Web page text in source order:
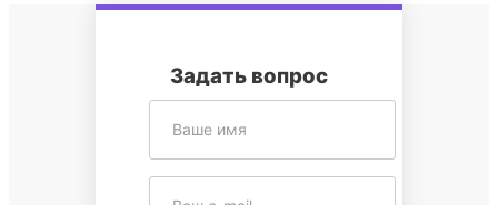
Задать вопрос